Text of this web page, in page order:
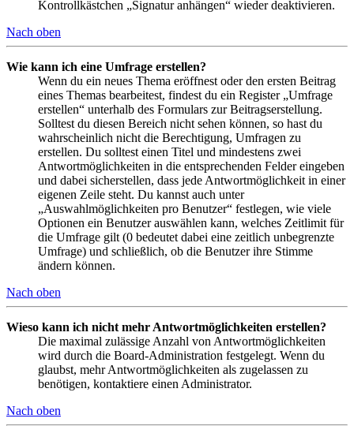
Kontrollkästchen „Signatur anhängen“ wieder deaktivieren.
Nach oben
Wie kann ich eine Umfrage erstellen?
Wenn du ein neues Thema eröffnest oder den ersten Beitrag
eines Themas bearbeitest, findest du ein Register „Umfrage
erstellen“ unterhalb des Formulars zur Beitragserstellung.
Solltest du diesen Bereich nicht sehen können, so hast du
wahrscheinlich nicht die Berechtigung, Umfragen zu
erstellen. Du solltest einen Titel und mindestens zwei
Antwortmöglichkeiten in die entsprechenden Felder eingeben
und dabei sicherstellen, dass jede Antwortmöglichkeit in einer
eigenen Zeile steht. Du kannst auch unter
„Auswahlmöglichkeiten pro Benutzer“ festlegen, wie viele
Optionen ein Benutzer auswählen kann, welches Zeitlimit für
die Umfrage gilt (0 bedeutet dabei eine zeitlich unbegrenzte
Umfrage) und schließlich, ob die Benutzer ihre Stimme
ändern können.
Nach oben
Wieso kann ich nicht mehr Antwortmöglichkeiten erstellen?
Die maximal zulässige Anzahl von Antwortmöglichkeiten
wird durch die Board-Administration festgelegt. Wenn du
glaubst, mehr Antwortmöglichkeiten als zugelassen zu
benötigen, kontaktiere einen Administrator.
Nach oben